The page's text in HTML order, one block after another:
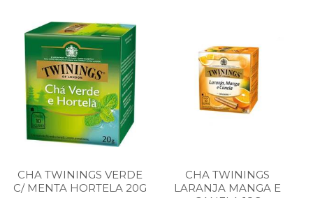
CHA TWININGS VERDE
C/ MENTA HORTELA 20G
CHA TWININGS
LARANJA MANGA E